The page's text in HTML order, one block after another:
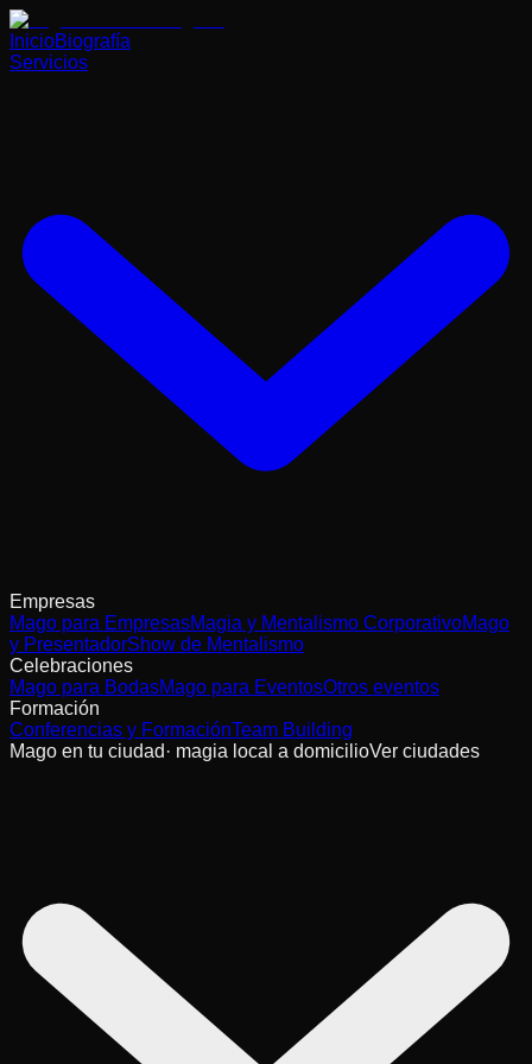
InicioBiografía
Servicios
Empresas
Mago para EmpresasMagia y Mentalismo CorporativoMago
y PresentadorShow de Mentalismo
Celebraciones
Mago para BodasMago para EventosOtros eventos
Formación
Conferencias y FormaciónTeam Building
Mago en tu ciudad · magia local a domicilioVer ciudades